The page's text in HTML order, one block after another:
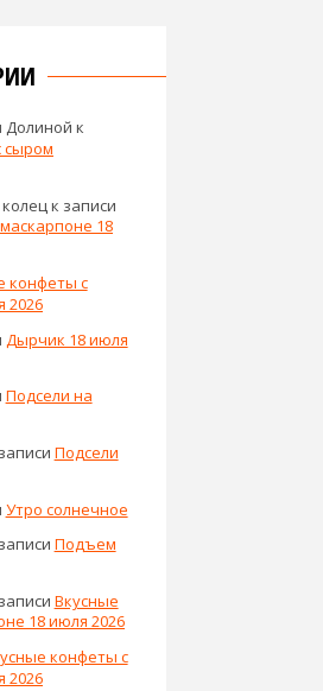
Долиной к
сыром
к записи
18
конфеты с
2026
Дырчик 18 июля
Подсели на
Подсели
Утро солнечное
Подъем
Вкусные
18 июля 2026
конфеты с
2026